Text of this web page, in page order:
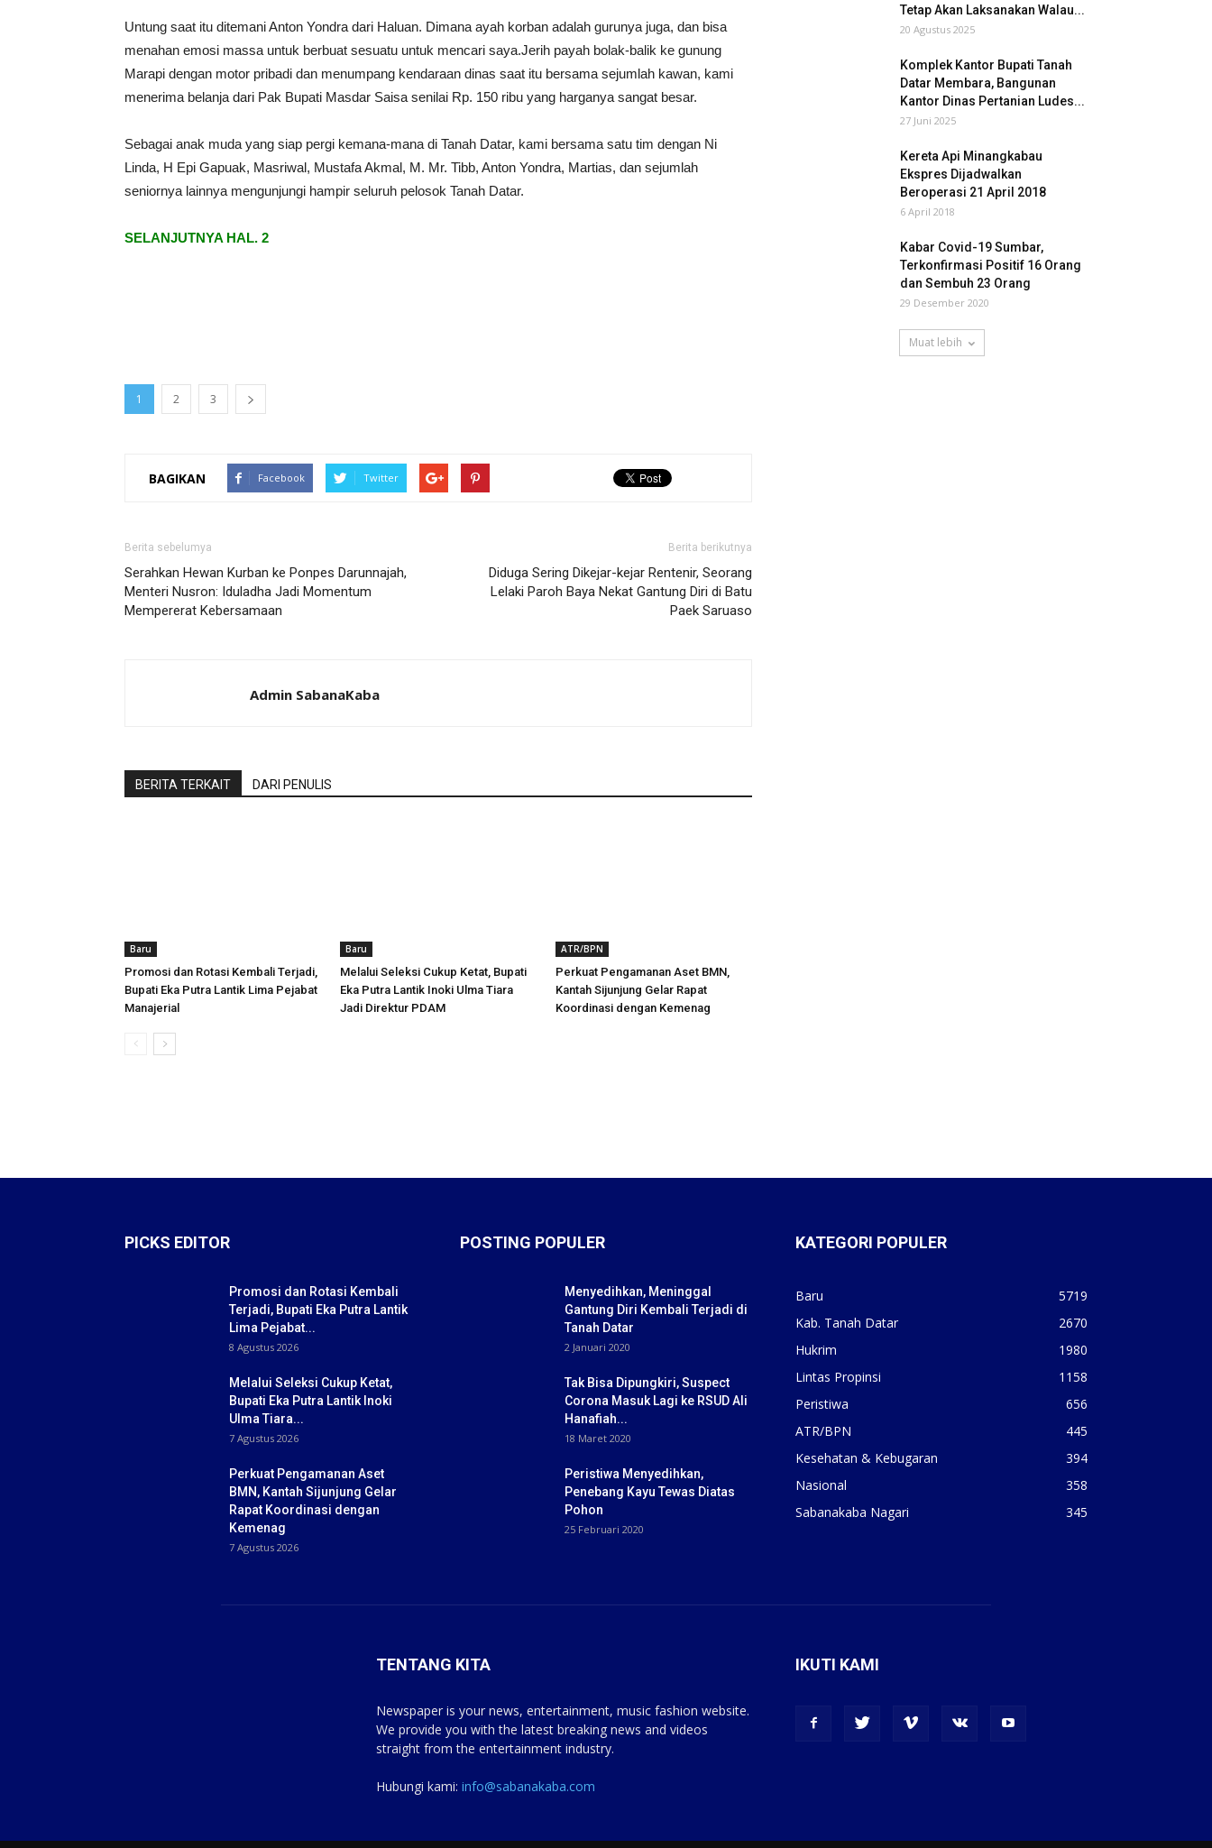
Untung saat itu ditemani Anton Yondra dari Haluan. Dimana ayah korban adalah gurunya juga, dan bisa
menahan emosi massa untuk berbuat sesuatu untuk mencari saya.Jerih payah bolak-balik ke gunung
Marapi dengan motor pribadi dan menumpang kendaraan dinas saat itu bersama sejumlah kawan, kami
menerima belanja dari Pak Bupati Masdar Saisa senilai Rp. 150 ribu yang harganya sangat besar.
Sebagai anak muda yang siap pergi kemana-mana di Tanah Datar, kami bersama satu tim dengan Ni
Linda, H Epi Gapuak, Masriwal, Mustafa Akmal, M. Mr. Tibb, Anton Yondra, Martias, dan sejumlah
seniornya lainnya mengunjungi hampir seluruh pelosok Tanah Datar.
SELANJUTNYA HAL. 2
1 2 3
BAGIKAN Facebook Twitter
Berita sebelumya
Serahkan Hewan Kurban ke Ponpes Darunnajah,
Menteri Nusron: Iduladha Jadi Momentum
Mempererat Kebersamaan
Berita berikutnya
Diduga Sering Dikejar-kejar Rentenir, Seorang
Lelaki Paroh Baya Nekat Gantung Diri di Batu
Paek Saruaso
Admin SabanaKaba
BERITA TERKAIT DARI PENULIS
Baru
Promosi dan Rotasi Kembali Terjadi,
Bupati Eka Putra Lantik Lima Pejabat
Manajerial
Baru
Melalui Seleksi Cukup Ketat, Bupati
Eka Putra Lantik Inoki Ulma Tiara
Jadi Direktur PDAM
ATR/BPN
Perkuat Pengamanan Aset BMN,
Kantah Sijunjung Gelar Rapat
Koordinasi dengan Kemenag
Tetap Akan Laksanakan Walau...
20 Agustus 2025
Komplek Kantor Bupati Tanah
Datar Membara, Bangunan
Kantor Dinas Pertanian Ludes...
27 Juni 2025
Kereta Api Minangkabau
Ekspres Dijadwalkan
Beroperasi 21 April 2018
6 April 2018
Kabar Covid-19 Sumbar,
Terkonfirmasi Positif 16 Orang
dan Sembuh 23 Orang
29 Desember 2020
Muat lebih
PICKS EDITOR
Promosi dan Rotasi Kembali
Terjadi, Bupati Eka Putra Lantik
Lima Pejabat...
8 Agustus 2026
Melalui Seleksi Cukup Ketat,
Bupati Eka Putra Lantik Inoki
Ulma Tiara...
7 Agustus 2026
Perkuat Pengamanan Aset
BMN, Kantah Sijunjung Gelar
Rapat Koordinasi dengan
Kemenag
7 Agustus 2026
POSTING POPULER
Menyedihkan, Meninggal
Gantung Diri Kembali Terjadi di
Tanah Datar
2 Januari 2020
Tak Bisa Dipungkiri, Suspect
Corona Masuk Lagi ke RSUD Ali
Hanafiah...
18 Maret 2020
Peristiwa Menyedihkan,
Penebang Kayu Tewas Diatas
Pohon
25 Februari 2020
KATEGORI POPULER
Baru
5719
Kab. Tanah Datar
2670
Hukrim
1980
Lintas Propinsi
1158
Peristiwa
656
ATR/BPN
445
Kesehatan & Kebugaran
394
Nasional
358
Sabanakaba Nagari
345
TENTANG KITA
Newspaper is your news, entertainment, music fashion website.
We provide you with the latest breaking news and videos
straight from the entertainment industry.
Hubungi kami: info@sabanakaba.com
IKUTI KAMI